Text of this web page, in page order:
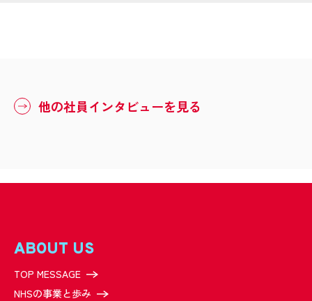
他の社員インタビューを見る
ABOUT US
TOP MESSAGE
NHSの事業と歩み